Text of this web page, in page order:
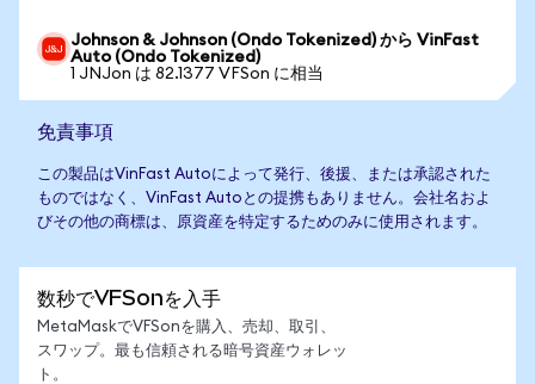
Johnson & Johnson (Ondo Tokenized) から VinFast
Auto (Ondo Tokenized)
1 JNJon は 82.1377 VFSon に相当
免責事項
この製品はVinFast Autoによって発行、後援、または承認された
ものではなく、VinFast Autoとの提携もありません。会社名およ
びその他の商標は、原資産を特定するためのみに使用されます。
数秒でVFSonを入手
MetaMaskでVFSonを購入、売却、取引、
スワップ。最も信頼される暗号資産ウォレッ
ト。